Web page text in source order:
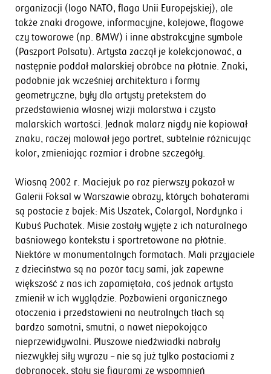
organizacji (logo NATO, flaga Unii Europejskiej), ale
także znaki drogowe, informacyjne, kolejowe, flagowe
czy towarowe (np. BMW) i inne abstrakcyjne symbole
(Paszport Polsatu). Artysta zaczął je kolekcjonować, a
następnie poddał malarskiej obróbce na płótnie. Znaki,
podobnie jak wcześniej architektura i formy
geometryczne, były dla artysty pretekstem do
przedstawienia własnej wizji malarstwa i czysto
malarskich wartości. Jednak malarz nigdy nie kopiował
znaku, raczej malował jego portret, subtelnie różnicując
kolor, zmieniając rozmiar i drobne szczegóły.
Wiosną 2002 r. Maciejuk po raz pierwszy pokazał w
Galerii Foksal w Warszawie obrazy, których bohaterami
są postacie z bajek: Miś Uszatek, Colargol, Nordynka i
Kubuś Puchatek. Misie zostały wyjęte z ich naturalnego
baśniowego kontekstu i sportretowane na płótnie.
Niektóre w monumentalnych formatach. Mali przyjaciele
z dzieciństwa są na pozór tacy sami, jak zapewne
większość z nas ich zapamiętała, coś jednak artysta
zmienił w ich wyglądzie. Pozbawieni organicznego
otoczenia i przedstawieni na neutralnych tłach są
bardzo samotni, smutni, a nawet niepokojąco
nieprzewidywalni. Pluszowe niedźwiadki nabrały
niezwykłej siły wyrazu – nie są już tylko postaciami z
dobranocek, stały się figurami ze wspomnień